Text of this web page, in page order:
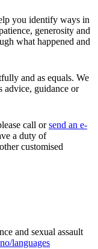
you identify ways in
generosity and
what happened and
and as equals. We
advice, guidance or
call orsend an e-
a duty of
customised
and sexual assault
languages